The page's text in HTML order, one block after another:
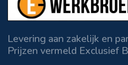
Levering aan zakelijk en
Prijzen vermeld Exclusief